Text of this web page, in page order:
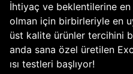
İhtiyaç ve beklentilerine
olman için birbirleriyle en
üst kalite ürünler tercihini
anda sana özel üretilen
ısı testleri başlıyor!